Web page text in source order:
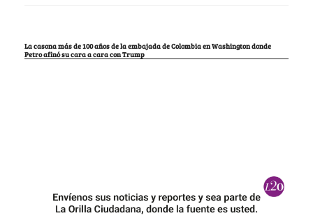
La casona más de 100 años de la embajada de Colombia en Washington donde
Petro afinó su cara a cara con Trump